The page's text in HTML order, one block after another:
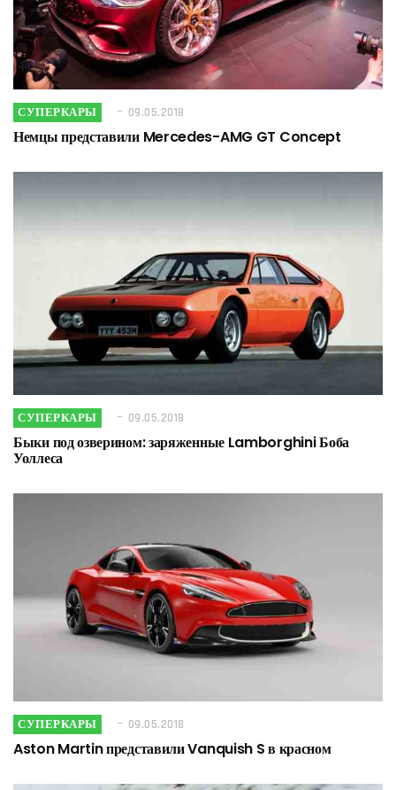
СУПЕРКАРЫ 09.05.2018
Немцы представили Mercedes-AMG GT Concept
СУПЕРКАРЫ 09.05.2018
Быки под озверином: заряженные Lamborghini Боба
Уоллеса
СУПЕРКАРЫ 09.05.2018
Aston Martin представили Vanquish S в красном